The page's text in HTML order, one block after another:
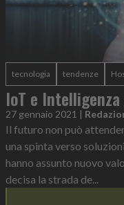
tecnologia tendenze
IoT e
27 gennaio 2021 |
Il futuro non può
una spinta verso
hanno assunto nuovo
decisa la strada de...